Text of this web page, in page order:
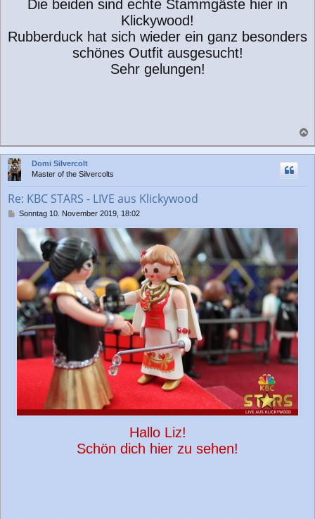
Die beiden sind echte Stammgäste hier in
Klickywood!
Rubberduck hat sich wieder ein ganz besonders
schönes Outfit ausgesucht!
Sehr gelungen!
a
c
Domi Silvercolt
Master of the Silvercolts
Re: KBC STARS - LIVE aus Klickywood
B
a
g
Sonntag 10. November 2019, 18:02
Hallo Liz!
Schön dich hier zu sehen!